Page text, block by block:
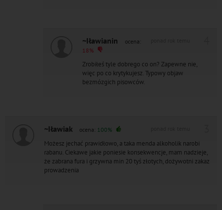
~Iławianin
ocena:
18%
Zrobiłeś tyle dobrego co on? Zapewne nie,
więc po co krytykujesz. Typowy objaw
bezmózgich pisowców.
~Iławiak ocena: 100%
Możesz jechać prawidłowo, a taka menda alkoholik narobi
rabanu. Ciekawe jakie poniesie konsekwencje, mam nadzieje,
że zabrana fura i grzywna min 20 tyś złotych, dożywotni zakaz
prowadzenia